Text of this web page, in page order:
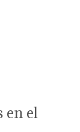
en el